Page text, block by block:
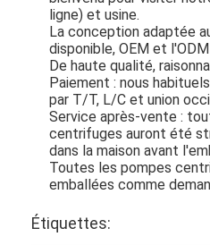
125WD-
400
140-300
35-
60
150WD-
310
200-400
18-
33
150WD-
350
200-400
25-
45
150WD-
400
200-400
40-
55
200WD-
350
300-600
28-
38
200WD-
300-650
50-
250WD-
430
400-800
ligne) et usine.
La conception adaptée
disponible, OEM et
De haute qualité,
Paiement : nous
par T/T, L/C et union
Service après-vente :
centrifuges auront été
dans la maison avant
Toutes les pompes
emballées comme
Étiquettes: